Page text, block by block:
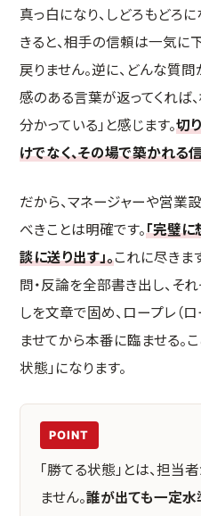
真っ白になり、しどろもどろに
きると、相手の信頼は一気に
戻りません。逆に、どんな質
感のある言葉が返ってくれば
分かっている」と感じます。切
けでなく、その場で築かれる
だから、マネージャーや営業
べきことは明確です。「完璧
談に送り出す」。これに尽きま
問・反論を全部書き出し、そ
しを文章で固め、ロープレ（
ませてから本番に臨ませる。
状態」になります。
POINT
「勝てる状態」とは、担
ません。誰が出ても一定水